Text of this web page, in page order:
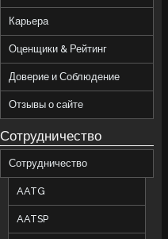
Карьера
Оценщики & Рейтинг
Доверие и Соблюдение
Отзывы о сайте
Сотрудничество
Сотрудничество
AATG
AATSP